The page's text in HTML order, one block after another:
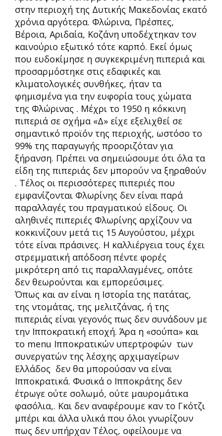
στην περιοχή της Δυτικής Μακεδονίας εκατό
χρόνια αργότερα. Φλώρινα, Πρέσπες,
Βέροια, Αριδαία, Κοζάνη υποδέχτηκαν τον
καινούριο εξωτικό τότε καρπό. Εκεί όμως
που ευδοκίμησε η συγκεκριμένη πιπεριά και
προσαρμόστηκε στις εδαφικές και
κλιματολογικές συνθήκες, ήταν τα
φημισμένα για την ευφορία τους χώματα
της Φλώρινας . Μέχρι το 1950 η κόκκινη
πιπεριά σε σχήμα «Δ» είχε εξελιχθεί σε
σημαντικό προϊόν της περιοχής, ωστόσο το
99% της παραγωγής προοριζόταν για
ξήρανση. Πρέπει να σημειώσουμε ότι όλα τα
είδη της πιπεριάς δεν μπορούν να ξηραθούν
. Τέλος οι περισσότερες πιπεριές που
εμφανίζονται Φλωρίνης δεν είναι παρά
παραλλαγές του πραγματικού είδους. Οι
αληθινές πιπεριές Φλωρίνης αρχίζουν να
κοκκινίζουν μετά τις 15 Αυγούστου, μέχρι
τότε είναι πράσινες. Η καλλιέργεια τους έχει
στρεμματική απόδοση πέντε φορές
μικρότερη από τις παραλλαγμένες, οπότε
δεν θεωρούνται και εμπορεύσιμες.
Όπως και αν είναι η Ιστορία της πατάτας,
της ντομάτας, της μελιτζάνας, ή της
πιπεριάς είναι γεγονός πως δεν συνάδουν με
την Ιπποκρατική εποχή. Άρα η «σούπα» και
το menu Ιπποκρατικών υπερτροφών των
συνεργατών της λέσχης αρχιμαγείρων
Ελλάδος δεν θα μπορούσαν να είναι
Ιπποκρατικά. Φυσικά ο Ιπποκράτης δεν
έτρωγε ούτε σολωμό, ούτε μαυρομάτικα
φασόλια,. Και δεν αναφέρουμε καν το Γκότζι
μπέρι και άλλα υλικά που όλοι γνωρίζουν
πως δεν υπήρχαν Τέλος, οφείλουμε να